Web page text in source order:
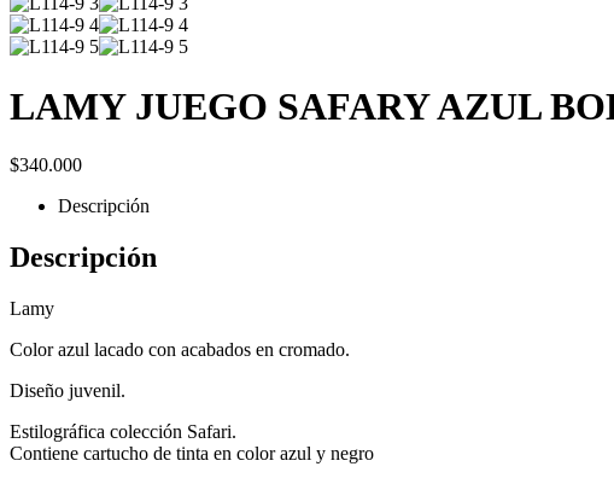
LAMY JUEGO SAFARY AZUL
$340.000
Descripción
Descripción
Lamy
Color azul lacado con acabados en cromado.
Diseño juvenil.
Estilográfica colección Safari.
Contiene cartucho de tinta en color azul y negro